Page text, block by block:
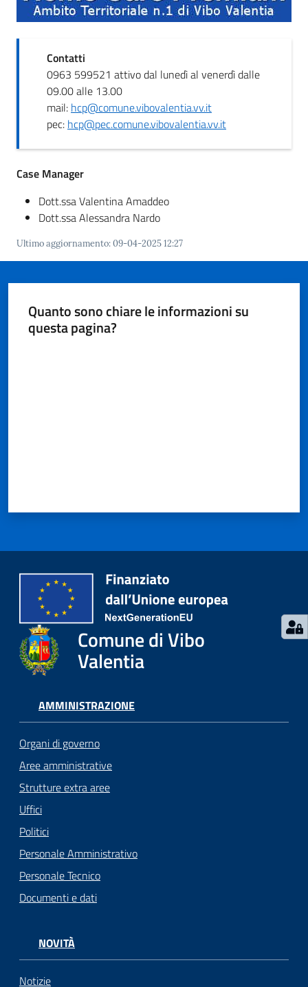
r
e
i
gli
argomenti...
Contatti
0963 599521 attivo dal lunedì al venerdì dalle
09.00 alle 13.00
mail: hcp@comune.vibovalentia.vv.it
pec: hcp@pec.comune.vibovalentia.vv.it
Case Manager
Dott.ssa Valentina Amaddeo
Dott.ssa Alessandra Nardo
Ultimo aggiornamento:09-04-2025 12:27
Quanto sono chiare le informazioni su
questa pagina?
Comune di Vibo
Valentia
AMMINISTRAZIONE
Organi di governo
Aree amministrative
Strutture extra aree
Uffici
Politici
Personale Amministrativo
Personale Tecnico
Documenti e dati
NOVITÀ
Notizie